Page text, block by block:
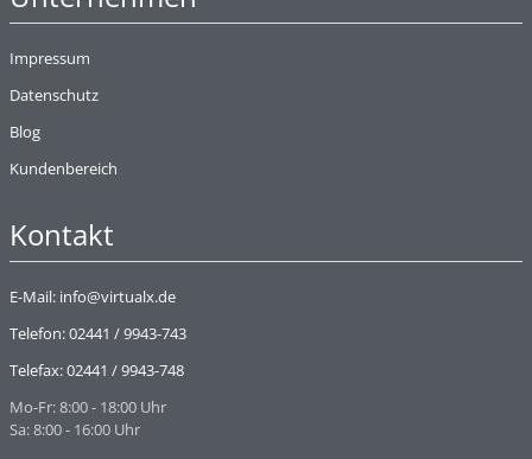
Impressum
Datenschutz
Blog
Kundenbereich
Kontakt
E-Mail: info@virtualx.de
Telefon:02441 / 9943-743
Telefax: 02441 / 9943-748
Mo-Fr: 8:00 - 18:00 Uhr
Sa: 8:00 - 16:00 Uhr